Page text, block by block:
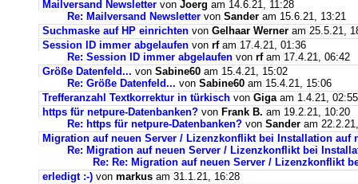
Mailversand Newsletter von Joerg am 14.6.21, 11:28
Re: Mailversand Newsletter von Sander am 15.6.21, 13:21
Suchmaske auf HP einrichten von Gelhaar Werner am 25.5.21,
Session ID immer abgelaufen von rfam 17.4.21, 01:36
Re: Session ID immer abgelaufen von rfam 17.4.21, 06:42
Größe Datenfeld... von Sabine60 am 15.4.21, 15:02
Re: Größe Datenfeld... von Sabine60 am 15.4.21, 15:06
Trefferanzahl Textkorrektur in türkisch von Gigaam 1.4.21, 02:55
https für netpure-Datenbanken? von Frank B. am 19.2.21, 10:20
Re: https für netpure-Datenbanken? von Sander am
Migration auf neuen Server / Lizenzkonflikt bei Installation auf
Re: Migration auf neuen Server / Lizenzkonflikt bei
Re: Re: Migration auf neuen Server / Lizenzkonflikt
erledigt :-) von markus am 31.1.21, 16:28